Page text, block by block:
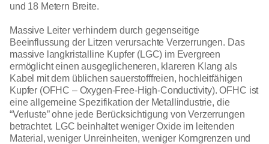
und 18 Metern Breite.
Massive Leiter verhindern durch gegenseitige
Beeinflussung der Litzen verursachte Verzerrungen. Das
massive langkristalline Kupfer (LGC) im Evergreen
ermöglicht einen ausgeglicheneren, klareren Klang als
Kabel mit dem üblichen sauerstofffreien, hochleitfähigen
Kupfer (OFHC – Oxygen-Free-High-Conductivity). OFHC ist
eine allgemeine Spezifikation der Metallindustrie, die
“Verluste” ohne jede Berücksichtigung von Verzerrungen
betrachtet. LGC beinhaltet weniger Oxide im leitenden
Material, weniger Unreinheiten, weniger Korngrenzen und